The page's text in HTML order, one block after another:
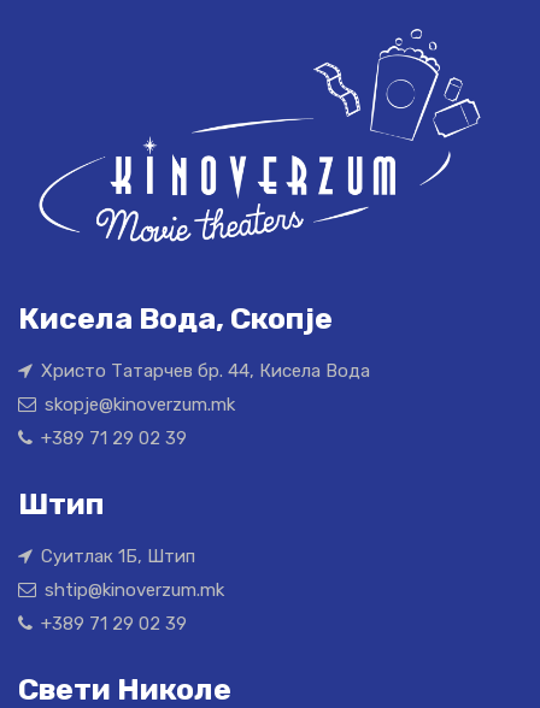
Кисела Вода, Скопје
Христо Татарчев бр. 44, Кисела Вода
skopje@kinoverzum.mk
+389 71 29 02 39
Штип
Суитлак 1Б, Штип
shtip@kinoverzum.mk
+389 71 29 02 39
Свети Николе